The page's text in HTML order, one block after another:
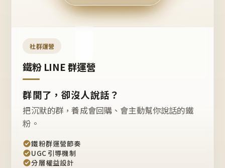
開團
嗎？
社群運營
鐵粉 LINE 群運營
群開了，卻沒人說話？
把沉默的群，養成會回購、會主動幫你說話的鐵
粉。
鐵粉群運營節奏
UGC 引導機制
分層權益設計